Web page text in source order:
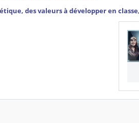
des valeurs à développer en